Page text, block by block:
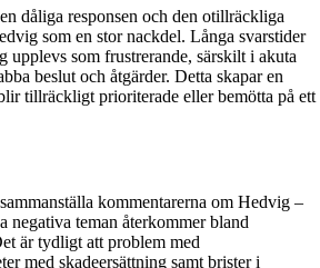
dåliga responsen och den otillräckliga
som en stor nackdel. Långa svarstider
upplevs som frustrerande, särskilt i akuta
beslut och åtgärder. Detta skapar en
tillräckligt prioriterade eller bemötta på ett
kommentarerna om Hedvig –
negativa teman återkommer bland
är tydligt att problem med
med skadeersättning samt brister i